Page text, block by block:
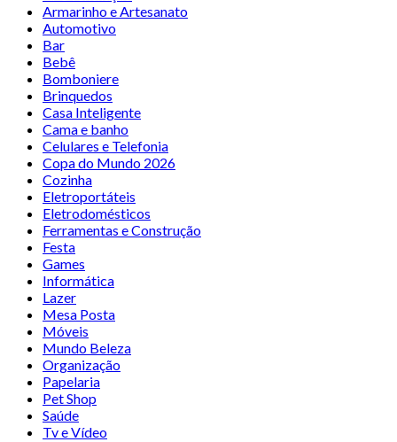
Armarinho e Artesanato
Automotivo
Bar
Bebê
Bomboniere
Brinquedos
Casa Inteligente
Cama e banho
Celulares e Telefonia
Copa do Mundo 2026
Cozinha
Eletroportáteis
Eletrodomésticos
Ferramentas e Construção
Festa
Games
Informática
Lazer
Mesa Posta
Móveis
Mundo Beleza
Organização
Papelaria
Pet Shop
Saúde
Tv e Vídeo